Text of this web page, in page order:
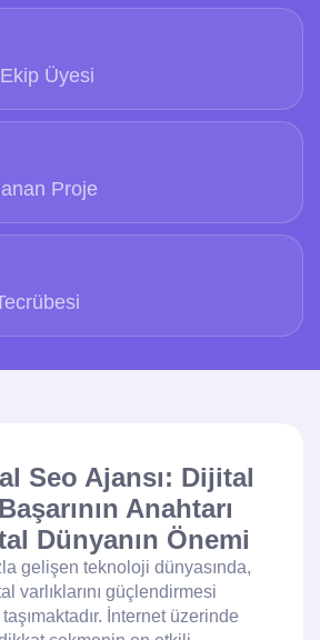
Üyesi
Proje
Seo Ajansı: Dijital
Anahtarı
Dünyanın Önemi
gelişen teknoloji dünyasında,
varlıklarını güçlendirmesi
İnternet üzerinde